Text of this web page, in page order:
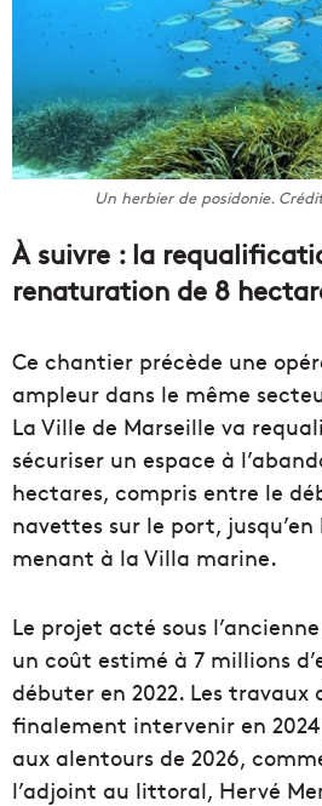
Un herbier de posidonie.
À suivre : la
renaturation de 8
Ce chantier précède une
ampleur dans le même
La Ville de Marseille va
sécuriser un espace à
hectares, compris entre le
navettes sur le port,
menant à la Villa marine.
Le projet acté sous
un coût estimé à 7 millions
débuter en 2022. Les travaux
finalement intervenir en
aux alentours de 2026,
l’adjoint au littoral, Hervé